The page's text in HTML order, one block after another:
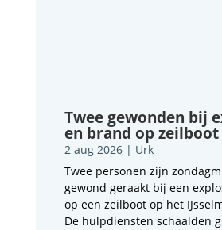
Twee gewonden bij
en brand op zeilboot
2 aug 2026| Urk
Twee personen zijn
gewond geraakt bij een
op een zeilboot op het
De hulpdiensten schaalden